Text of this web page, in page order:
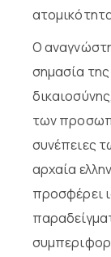
Ο
σημασία
των
συνέπειες
αρχαία
προσφέρει